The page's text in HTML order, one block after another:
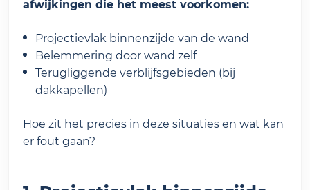
afwijkingen die het meest voorkomen:
Projectievlak binnenzijde van de wand
Belemmering door wand zelf
Terugliggende verblijfsgebieden (bij
dakkapellen)
Hoe zit het precies in deze situaties en wat kan
er fout gaan?